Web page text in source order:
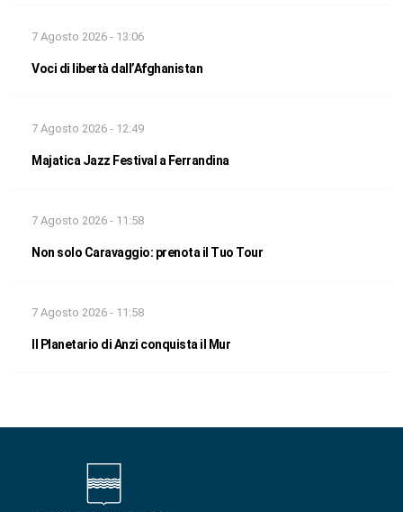
7 Agosto 2026 - 13:06
Voci di libertà dall’Afghanistan
7 Agosto 2026 - 12:49
Majatica Jazz Festival a Ferrandina
7 Agosto 2026 - 11:58
Non solo Caravaggio: prenota il Tuo Tour
7 Agosto 2026 - 11:58
Il Planetario di Anzi conquista il Mur